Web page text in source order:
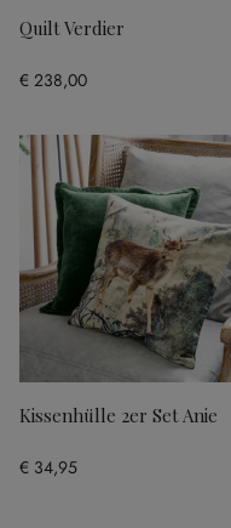
Quilt Verdier
€ 238,00
Kissenhülle 2er Set Anie
€ 34,95